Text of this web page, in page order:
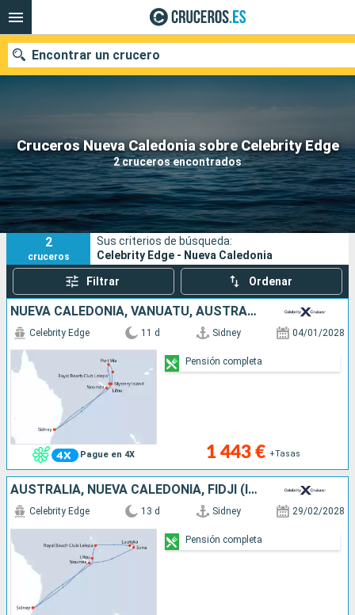
Cruceros Nueva Caledonia sobre Celebrity Edge
2 cruceros encontrados
Encontrar un crucero
Nuestros destinos
Fecha de salida
Puertos Compañías
Buscar
2
cruceros
Sus criterios de búsqueda:
Celebrity Edge - Nueva Caledonia
Filtrar Ordenar
NUEVA CALEDONIA, VANUATU, AUSTRALIA
Pague en 4X
Celebrity Edge 11 d Sidney 04/01/2028
1 443 € +Tasas
Pensión completa
AUSTRALIA, NUEVA CALEDONIA, FIDJI (ISLAS), VANUATU
Celebrity Edge 13 d Sidney 29/02/2028
Pensión completa